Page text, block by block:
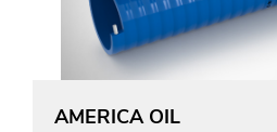
AMERICA OIL